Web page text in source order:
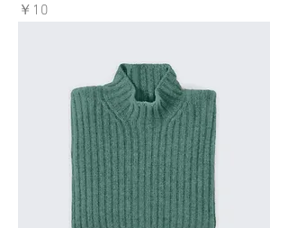
価格
￥10